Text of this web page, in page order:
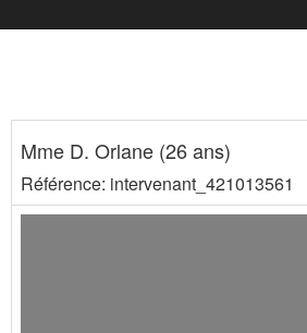
Mme D. Orlane (26 ans)
Référence: intervenant_421013561